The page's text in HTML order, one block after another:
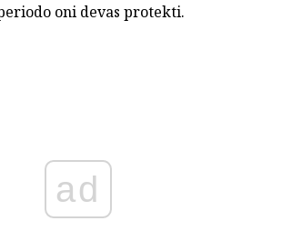
oni devas protekti.
ad